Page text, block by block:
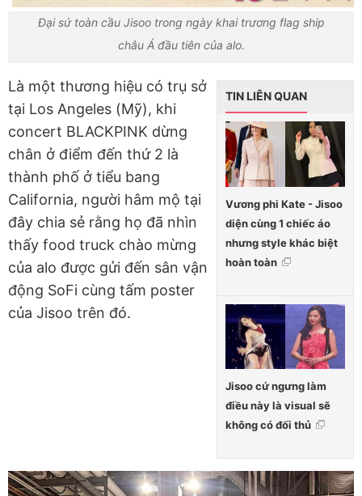
Đại sứ toàn cầu Jisoo trong ngày khai trương flag ship
châu Á đầu tiên của alo.
TIN LIÊN QUAN
Vương phi Kate - Jisoo
diện cùng 1 chiếc áo
nhưng style khác biệt
hoàn toàn
Jisoo cứ ngưng làm
điều này là visual sẽ
không có đối thủ
Là một thương hiệu có trụ sở
tại Los Angeles (Mỹ), khi
concert BLACKPINK dừng
chân ở điểm đến thứ 2 là
thành phố ở tiểu bang
California, người hâm mộ tại
đây chia sẻ rằng họ đã nhìn
thấy food truck chào mừng
của alo được gửi đến sân vận
động SoFi cùng tấm poster
của Jisoo trên đó.